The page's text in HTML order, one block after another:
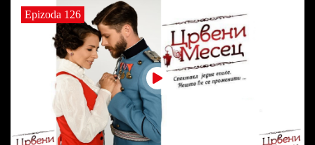
Epizoda 126